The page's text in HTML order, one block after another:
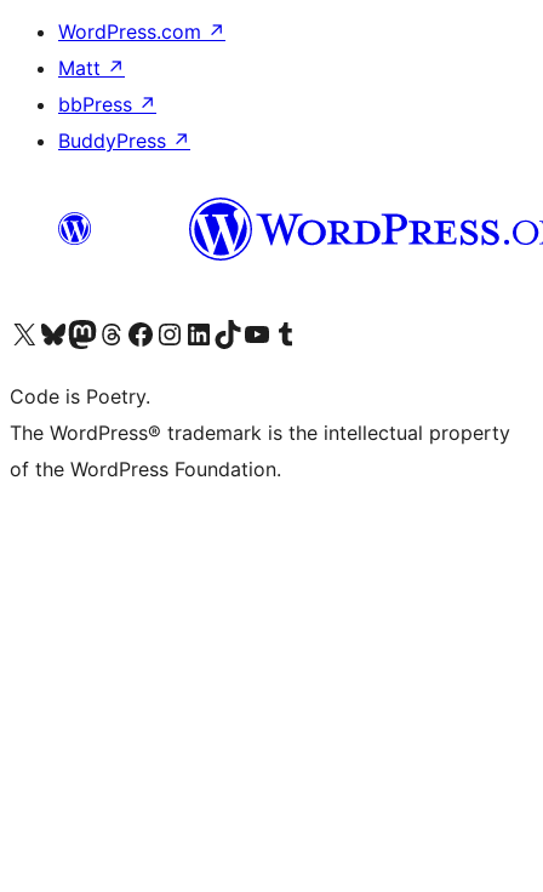
WordPress.com ↗
Matt ↗
bbPress ↗
BuddyPress ↗
ຢ້ຽມຊົມບັນຊີ X (ຊື່ເກົ່າ Twitter) ຂອງພວກເຮົາຢ້ຽມຊົມບັນຊີ Bluesky ຂອງພວກເຮົາຢ້ຽມຊົມບັນຊີ Mastodon ຂອງພວກເຮົາຢ້ຽມຊົມບັນຊີ Threads ຂອງພວກເຮົາຢ້ຽມຊົມໜ້າ Facebook ຂອງພວກເຮົາຢ້ຽມຊົມບັນຊີ Instagram ຂອງພວກເຮົາຢ້ຽມຊົມບັນຊີ LinkedIn ຂອງພວກເຮົາຢ້ຽມຊົມບັນຊີ TikTok ຂອງພວກເຮົາຢ້ຽມຊົມຊ່ອງ YouTube ຂອງພວກເຮົາຢ້ຽມຊົມບັນຊີ Tumblr ຂອງພວກເຮົາ
Code is Poetry.
The WordPress® trademark is the intellectual property
of the WordPress Foundation.